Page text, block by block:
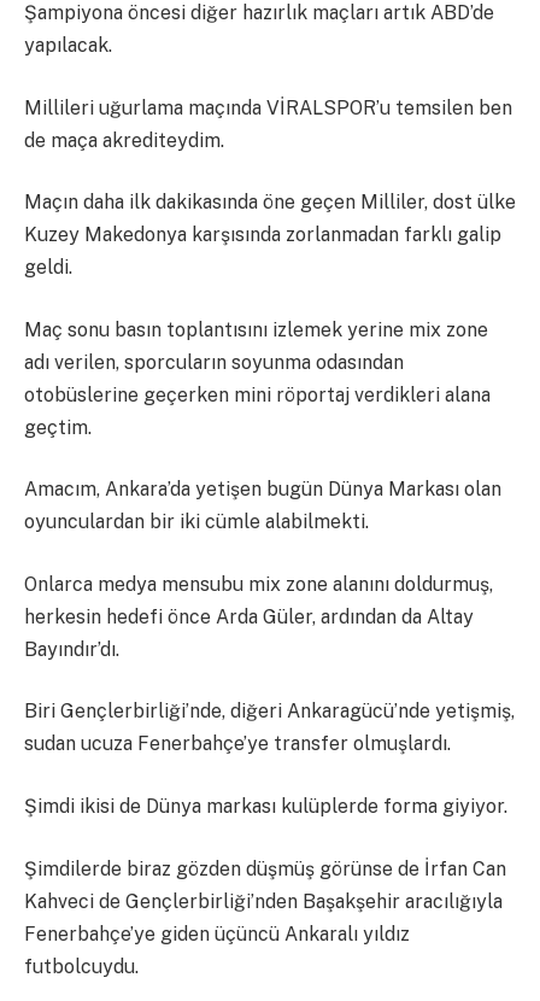
Şampiyona öncesi diğer hazırlık maçları artık ABD’de
yapılacak.
Millileri uğurlama maçında VİRALSPOR’u temsilen ben
de maça akrediteydim.
Maçın daha ilk dakikasında öne geçen Milliler, dost ülke
Kuzey Makedonya karşısında zorlanmadan farklı galip
geldi.
Maç sonu basın toplantısını izlemek yerine mix zone
adı verilen, sporcuların soyunma odasından
otobüslerine geçerken mini röportaj verdikleri alana
geçtim.
Amacım, Ankara’da yetişen bugün Dünya Markası olan
oyunculardan bir iki cümle alabilmekti.
Onlarca medya mensubu mix zone alanını doldurmuş,
herkesin hedefi önce Arda Güler, ardından da Altay
Bayındır’dı.
Biri Gençlerbirliği’nde, diğeri Ankaragücü’nde yetişmiş,
sudan ucuza Fenerbahçe’ye transfer olmuşlardı.
Şimdi ikisi de Dünya markası kulüplerde forma giyiyor.
Şimdilerde biraz gözden düşmüş görünse de İrfan Can
Kahveci de Gençlerbirliği’nden Başakşehir aracılığıyla
Fenerbahçe’ye giden üçüncü Ankaralı yıldız
futbolcuydu.